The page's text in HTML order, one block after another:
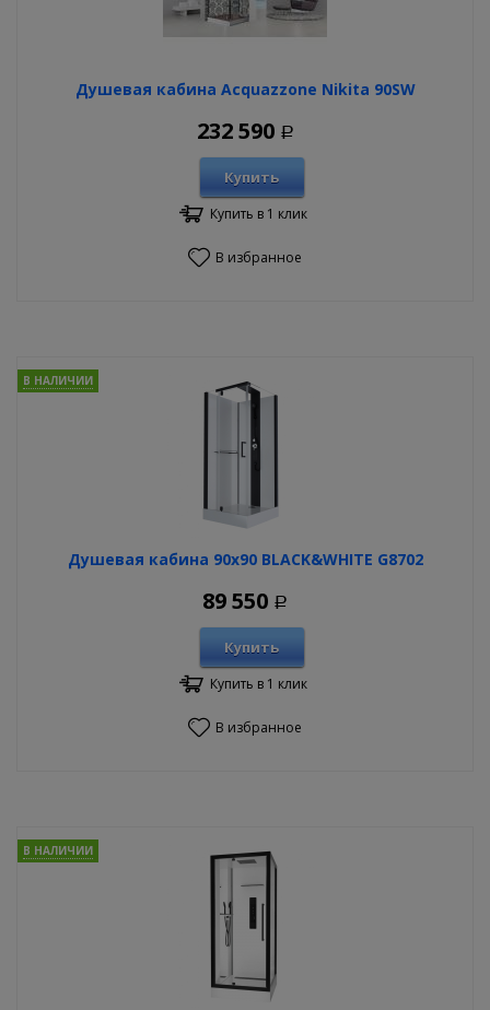
Душевая кабина Acquazzone Nikita 90SW
232 590 Р
Купить
Купить в 1 клик
В избранное
Душевая кабина 90х90 BLACK&WHITE G8702
В НАЛИЧИИ
89 550 Р
Купить
Купить в 1 клик
В избранное
В НАЛИЧИИ